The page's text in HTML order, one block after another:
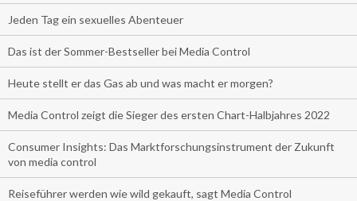
Jeden Tag ein sexuelles Abenteuer
Das ist der Sommer-Bestseller bei Media Control
Heute stellt er das Gas ab und was macht er morgen?
Media Control zeigt die Sieger des ersten Chart-Halbjahres 2022
Consumer Insights: Das Marktforschungsinstrument der Zukunft
von media control
Reiseführer werden wie wild gekauft, sagt Media Control